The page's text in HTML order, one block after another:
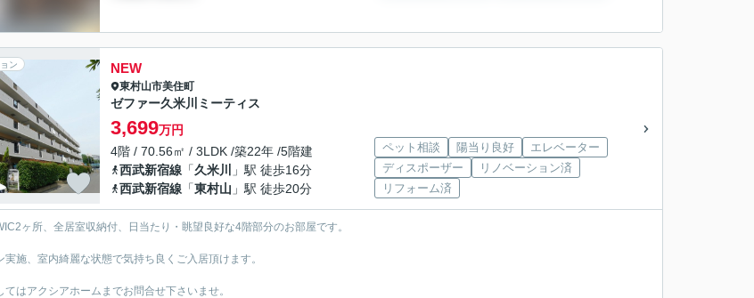
ン NEW
東村山市美住町
ゼファー久米川ミーティス
3,699万円
4階 / 70.56㎡ / 3LDK /築22年 /5階建
西武新宿線 「久米川
」駅 徒歩16分
西武新宿線 「東村山 」駅 徒歩20分
ペット相談 陽当り良好
エレベーター
ディスポーザー
リノベーション済
リフォーム済
ヶ所、全居室収納付、日当たり・眺望良好な4階部分のお部屋です。
実施、室内綺麗な状態で気持ち良くご入居頂けます。
てはアクシアホームまでお問合せ下さいませ。